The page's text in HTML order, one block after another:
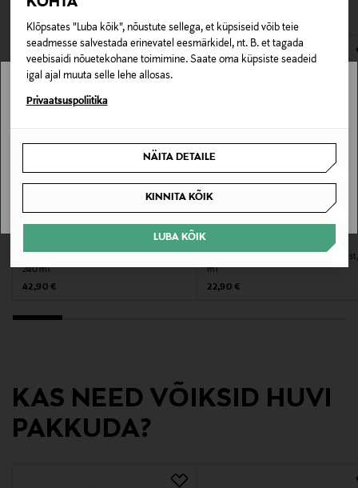
Klõpsates "Luba kõik", nõustute sellega, et küpsiseid võib teie
seadmesse salvestada erinevatel eesmärkidel, nt. B. et tagada
veebisaidi nõuetekohane toimimine. Saate oma küpsiste seadeid
igal ajal muuta selle lehe allosas.
Privaatsuspoliitika
NÄITA DETAILE
KINNITA KÕIK
LUBA KÕIK
Hooldusjuhendid
Pihusta igal ajal pealaest jalatallani ja juustesse, et
sinu lõhn saadaks sind igal sammul.
Ainult välispidiseks kasutamiseks.
Värv
NOCOL
Suurus
Koostisosad
(Fragrance), Coumarin, Citronellol, Benzyl Salicylate,
avamata originaalpakendis.
E-POE TAGASTUSED
240 ml
Original Price
42,90 €
Kehasprei Cheirosa 76 Perfume
ml
Original Price
22,90 €
KAS NEED VÕIKSID HUVI
PAKKUDA?
Stockmann pole Sinu riigis saadaval.
SAAN ARU